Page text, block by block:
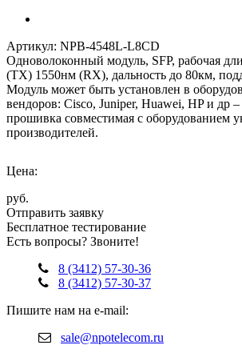
Артикул: NPB-4548L-L8CD
Одноволоконный модуль, SFP, рабочая
(TX) 1550нм (RX), дальность до 80км,
Модуль может быть установлен в
вендоров: Cisco, Juniper, Huawei, HP и др –
прошивка совместимая с оборудованием
производителей.
Цена:
руб.
Отправить заявку
Бесплатное тестирование
Есть вопросы? Звоните!
8 (3412) 57-30-36
8 (3412) 57-30-37
Пишите нам на e-mail:
sale@npotelecom.ru